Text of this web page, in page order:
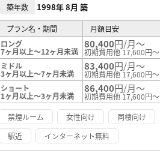
築年数 1998年 8月 築
プラン名・期間
月額目安
ロング
7ヶ月以上～12ヶ月未満
80,400円/月～
初期費用他 17,600円～
ミドル
3ヶ月以上～7ヶ月未満
83,400円/月～
初期費用他 17,600円～
ショート
1ヶ月以上～3ヶ月未満
86,400円/月～
初期費用他 17,600円～
禁煙ルーム
女性向け
同棲向け
駅近
インターネット無料